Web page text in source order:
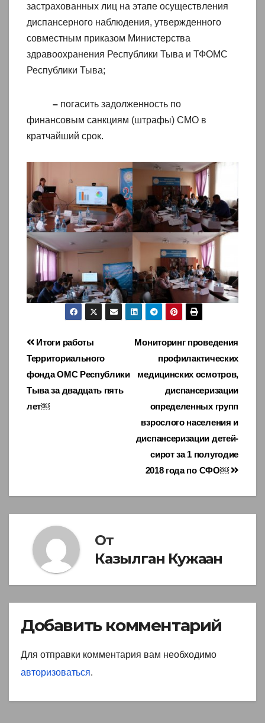
застрахованных лиц на этапе осуществления
диспансерного наблюдения, утвержденного
совместным приказом Министерства
здравоохранения Республики Тыва и ТФОМС
Республики Тыва;
– погасить задолженность по
финансовым санкциям (штрафы) СМО в
кратчайший срок.
Навигация
по
записям
Мониторинг проведения
профилактических
медицинских осмотров,
диспансеризации
определенных групп
взрослого населения и
диспансеризации детей-
сирот за 1 полугодие
2018 года по СФО￼
Итоги работы
Территориального
фонда ОМС Республики
Тыва за двадцать пять
лет￼
От
Казылган Кужаан
Добавить комментарий
Для отправки комментария вам необходимо
авторизоваться.